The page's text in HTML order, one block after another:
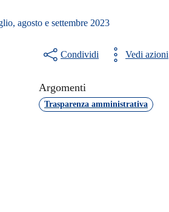
agosto e settembre 2023
Condividi Vedi azioni
Argomenti
Trasparenza amministrativa